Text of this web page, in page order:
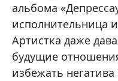
альбома
исполнительница
Артистка даже
будущие
избежать